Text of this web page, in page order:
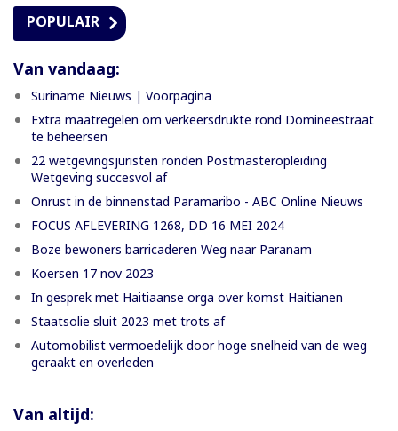
POPULAIR
Van vandaag:
Suriname Nieuws | Voorpagina
Extra maatregelen om verkeersdrukte rond Domineestraat
te beheersen
22 wetgevingsjuristen ronden Postmasteropleiding
Wetgeving succesvol af
Onrust in de binnenstad Paramaribo - ABC Online Nieuws
FOCUS AFLEVERING 1268, DD 16 MEI 2024
Boze bewoners barricaderen Weg naar Paranam
Koersen 17 nov 2023
In gesprek met Haitiaanse orga over komst Haitianen
Staatsolie sluit 2023 met trots af
Automobilist vermoedelijk door hoge snelheid van de weg
geraakt en overleden
Van altijd: